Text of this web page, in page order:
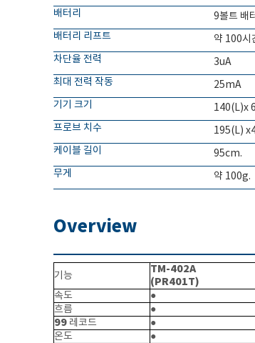
배터리
9볼트 배
배터리 리프트
약 100시
차단율 전력
3uA
최대 전력 작동
25mA
기기 크기
140(L)x
프로브 치수
195(L)
케이블 길이
95cm.
무게
약 100g.
Overview
기능
TM-402A
(PR401T)
속도 ●
흐름 ●
99 레코드 ●
온도 ●